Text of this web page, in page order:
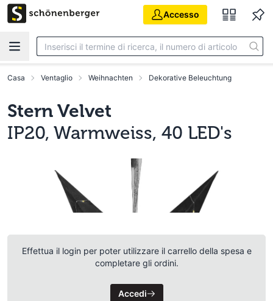
Vai al contenuto principale
Accesso
Casa Ventaglio Weihnachten Dekorative Beleuchtung
Stern Velvet
IP20, Warmweiss, 40 LED's
Effettua il login per poter utilizzare il carrello della spesa e
completare gli ordini.
Accedi